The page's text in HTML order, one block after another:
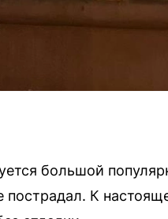
большой
пострадал. К